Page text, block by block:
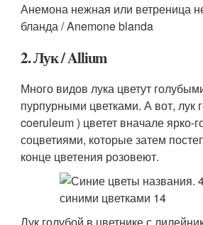
Анемона нежная или ветреница
бланда / Anemone blanda
2. Лук / Allium
Много видов лука цветут
пурпурными цветками. А вот, лук
coeruleum ) цветет вначале ярко-
соцветиями, которые затем
конце цветения розовеют.